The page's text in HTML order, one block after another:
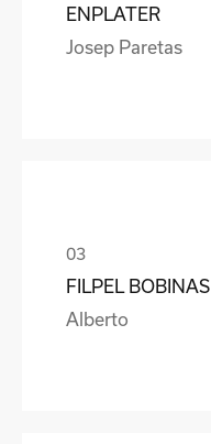
ENPLATER
Josep Paretas
FILPEL BOBINAS
Alberto